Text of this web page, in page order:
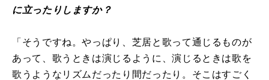
に立ったりしますか？
「そうですね。やっぱり、芝居と歌って通じるものが
あって、歌うときは演じるように、演じるときは歌を
歌うようなリズムだったり間だったり。そこはすごく